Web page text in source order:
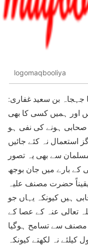
logomaqbooliya
:ہماری تحقیق کے مطابق حضرت سیدنا جہجاہ بن سعید غفاری
اور ہمیں کسی کا بھی
صحابی ہونے کی نفی ہو
سے بھی یہ تصور
کے بارے میں جان بوجھ
حضرت مصنف علیہ
ہیں کیونکہ یہاں جو
تعالی عنہ کے عصا کے
مصنف سے تسامح ہوگیا
نہ لکھتے کیونکہ